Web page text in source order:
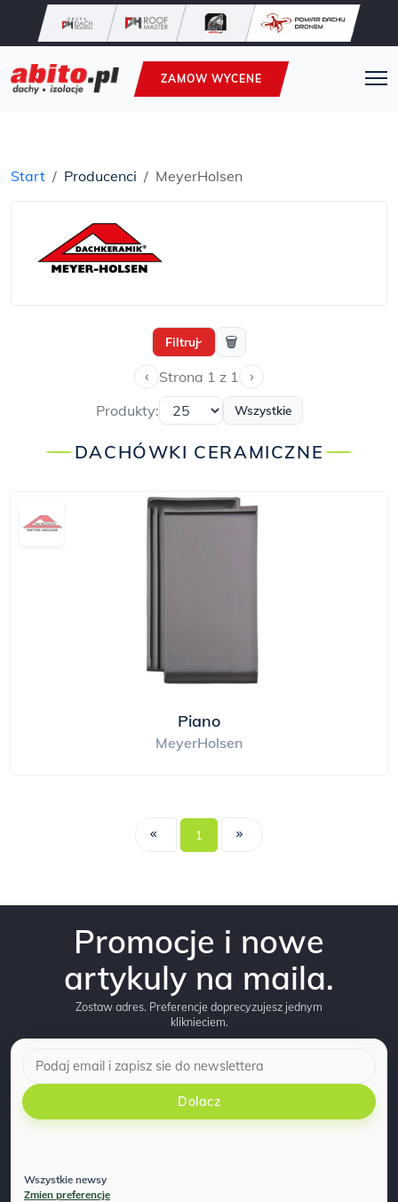
ZAMOW WYCENE
Start Producenci MeyerHolsen
Filtruj› 🗑
‹ Strona 1 z 1 ›
Produkty: Wszystkie
DACHÓWKI CERAMICZNE
Piano
MeyerHolsen
1
Promocje i nowe
artykuly na maila.
Zostaw adres. Preferencje doprecyzujesz jednym
kliknieciem.
Dolacz
Wszystkie newsy
Zmien preferencje